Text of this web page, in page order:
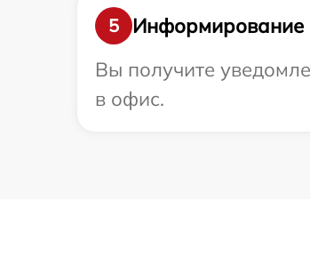
5
Информирование
Вы получите
в офис.